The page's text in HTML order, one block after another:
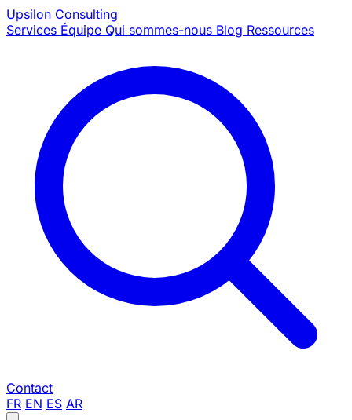
Upsilon Consulting
Services Équipe Qui sommes-nous Blog Ressources
Contact
FR EN ES AR